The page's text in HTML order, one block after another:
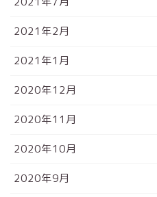
2021年2月
2021年1月
2020年12月
2020年11月
2020年10月
2020年9月